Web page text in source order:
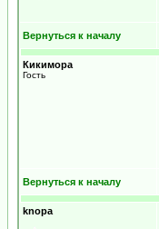
Вернуться к началу
Кикимора
Гость
Вернуться к началу
knopa